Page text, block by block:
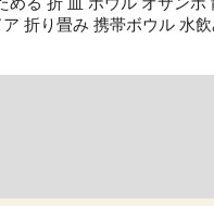
折り畳み 携帯ボウル 水